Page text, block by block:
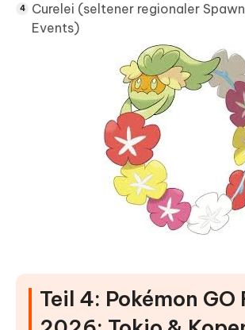
Curelei (seltener regionaler
Events)
Teil 4: Pokémon GO